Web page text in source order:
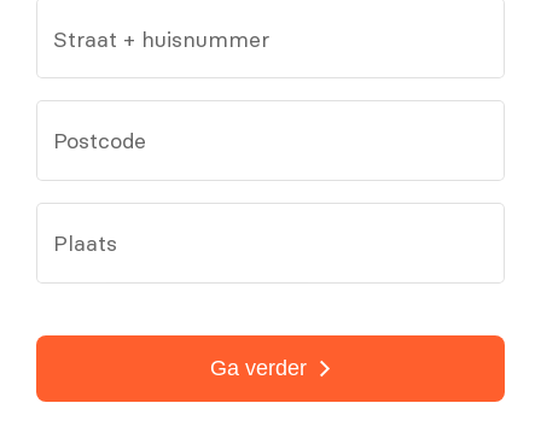
Straat + huisnummer
Postcode
Plaats
Ga verder